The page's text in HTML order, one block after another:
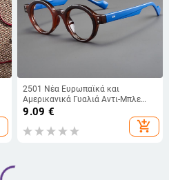
2501 Νέα Ευρωπαϊκά και
Αμερικανικά Γυαλιά Αντι-Μπλε
Φως για Άνδρες και Γυναίκες
Διασυνοριακά Ρετρό Στρογγυλά
Σκελετοί Υπερελαφριά Γυαλιά
9.09 €
add_shopping_cart